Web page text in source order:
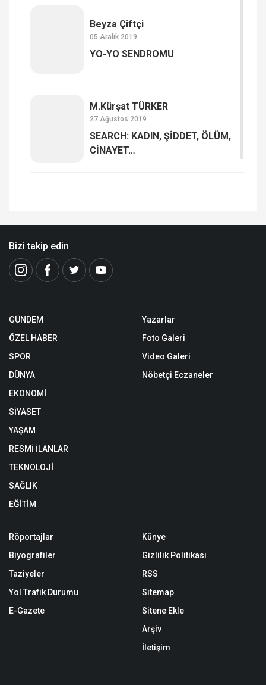
Beyza Çiftçi
05 Aralık 2019
YO-YO SENDROMU
M.Kürşat TÜRKER
27 Ağustos 2019
SEARCH: KADIN, ŞİDDET, ÖLÜM,
CİNAYET…
Bizi takip edin
GÜNDEM
ÖZEL HABER
SPOR
DÜNYA
EKONOMİ
SİYASET
YAŞAM
RESMİ İLANLAR
TEKNOLOJİ
SAĞLIK
EĞİTİM
Yazarlar
Foto Galeri
Video Galeri
Nöbetçi Eczaneler
Röportajlar
Biyografiler
Taziyeler
Yol Trafik Durumu
E-Gazete
Künye
Gizlilik Politikası
RSS
Sitemap
Sitene Ekle
Arşiv
İletişim